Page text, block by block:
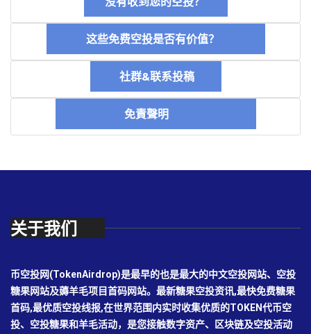
这些免费空投是否有价值？
社群&联系投稿
免責聲明
关于我们
币空投网(TokenAirdrop)是最早的也是最大的中文空投网站、空投
糖果网站及薅羊毛项目首码网站。最新糖果空投资讯,最快免费糖果
首码,最优质空投线报,在世界范围内实时收集优质的TOKEN代币空
投、空投糖果和羊毛活动，是您接触数字资产、区块链及空投活动